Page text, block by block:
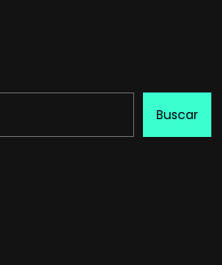
Buscar